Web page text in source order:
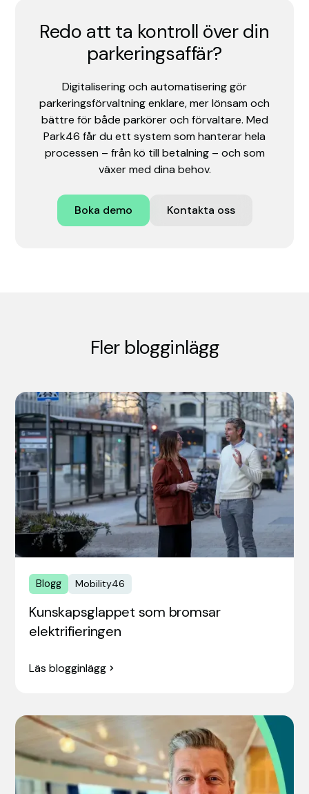
Redo att ta kontroll över din
parkeringsaffär?
Digitalisering och automatisering gör
parkeringsförvaltning enklare, mer lönsam och
bättre för både parkörer och förvaltare. Med
Park46 får du ett system som hanterar hela
processen – från kö till betalning – och som
växer med dina behov.
Boka demo Kontakta oss
Fler blogginlägg
Blogg Mobility46
Kunskapsglappet som bromsar
elektrifieringen
Läs blogginlägg